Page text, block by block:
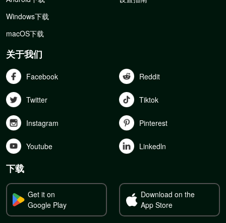
Windows下载
macOS下载
关于我们
Facebook Reddit
Twitter Tiktok
Instagram Pinterest
Youtube Linkedln
下载
Get it on
Google Play
Download on the
App Store